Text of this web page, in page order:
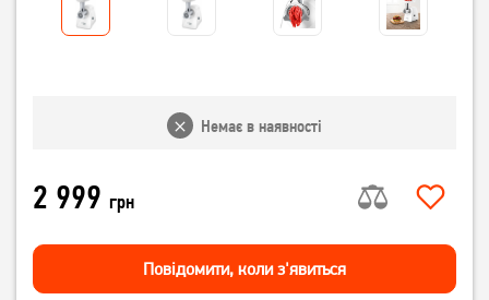
Немає в наявності
2 999 грн
Повiдомити, коли з'явиться